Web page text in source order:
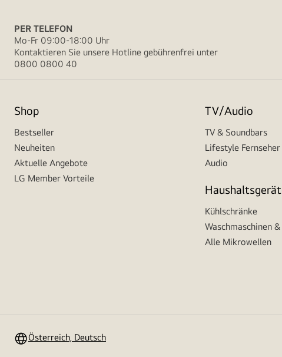
PER TELEFON
Mo-Fr 09:00-18:00 Uhr
Kontaktieren Sie unsere Hotline gebührenfrei unter
0800 0800 40
Shop
Bestseller
Neuheiten
Aktuelle Angebote
LG Member Vorteile
TV/Audio
TV & Soundbars
Lifestyle Fernseher
Audio
Kühlschränke
Waschmaschinen
Alle Mikrowellen
Österreich, Deutsch